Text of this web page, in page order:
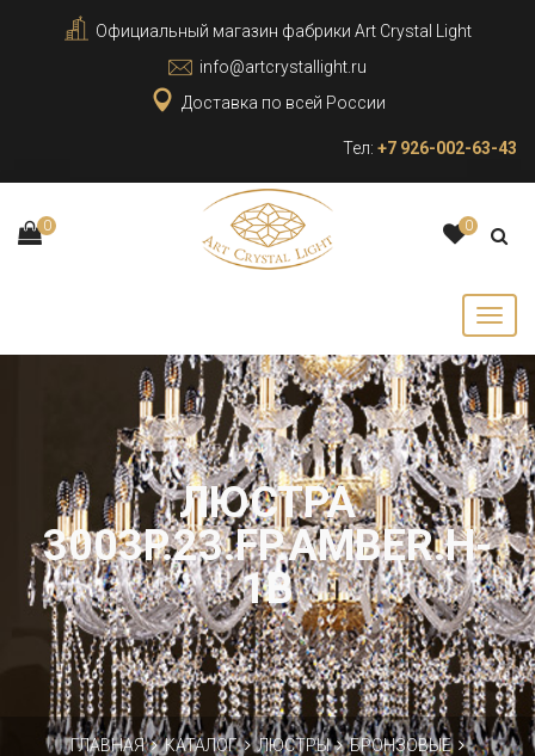
Официальный магазин фабрики Art Crystal Light
info@artcrystallight.ru
Доставка по всей России
Тел: +7 926-002-63-43
0 0
ЛЮСТРА
3003P.23.FP.AMBER.H-
1B
ГЛАВНАЯ КАТАЛОГ ЛЮСТРЫ
БРОНЗОВЫЕ